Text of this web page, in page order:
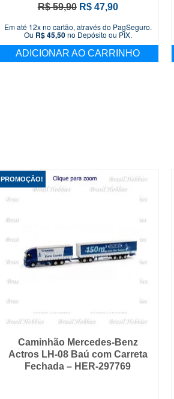
R$59,90 O
original
era:
R$ 59,90.
R$47,90O
atual
R$ 47,90.
Em até 12x no cartão, através do PagSeguro.
Ou R$45,50no Depósito ou PIX.
ADICIONAR AO CARRINHO
PROMOÇÃO!
Caminhão Mercedes-Benz
Actros LH-08 Baú com Carreta
Fechada – HER-297769